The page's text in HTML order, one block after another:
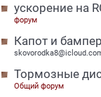
ускорение на
форум
Капот и
Тормозные
Общий форум